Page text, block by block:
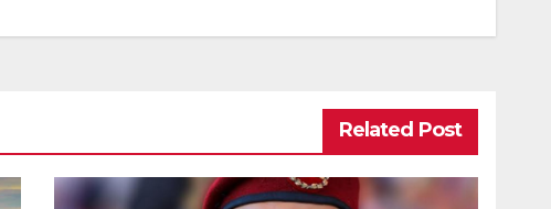
Related Post